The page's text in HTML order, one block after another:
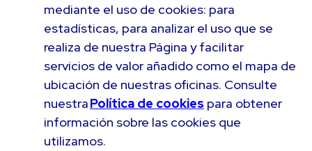
mediante el uso de cookies: para
estadísticas, para analizar el uso que se
realiza de nuestra Página y facilitar
servicios de valor añadido como el mapa de
ubicación de nuestras oficinas. Consulte
nuestraPolítica de cookies para obtener
información sobre las cookies que
utilizamos.